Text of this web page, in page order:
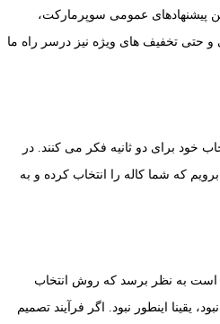
پیشنهادهای عمومی سوپرمارکت،
و حتی تخفیف های ویژه نیز درسر راه ما
خود برای دو ثانیه فکر می کنند. در
که شما کاله را انتخاب کرده و به
است به نظر برسد که روش انتخاب
یقینا اینطور نبود. اگر فرآیند تصمیم